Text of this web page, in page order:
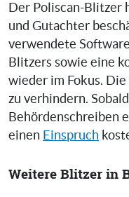
Der Poliscan-Blitzer
und Gutachter
verwendete
Blitzers sowie eine
wieder im Fokus.
zu verhindern.
Behördenschreiben
einen Einspruch
Weitere Blitzer in